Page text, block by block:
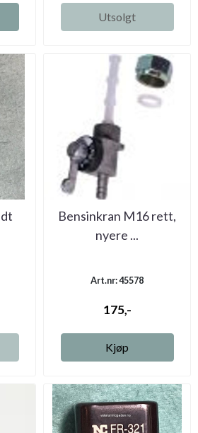
Utsolgt
Bensinkran M16 rett,
nyere ...
Art.nr: 45578
175,-
Kjøp